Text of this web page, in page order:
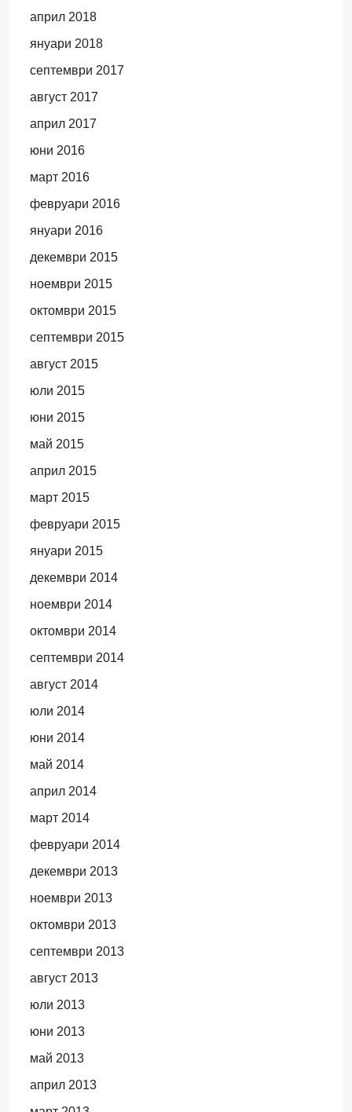
април 2018
януари 2018
септември 2017
август 2017
април 2017
юни 2016
март 2016
февруари 2016
януари 2016
декември 2015
ноември 2015
октомври 2015
септември 2015
август 2015
юли 2015
юни 2015
май 2015
април 2015
март 2015
февруари 2015
януари 2015
декември 2014
ноември 2014
октомври 2014
септември 2014
август 2014
юли 2014
юни 2014
май 2014
април 2014
март 2014
февруари 2014
декември 2013
ноември 2013
октомври 2013
септември 2013
август 2013
юли 2013
юни 2013
май 2013
април 2013